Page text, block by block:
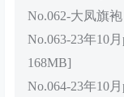
No.062-大凤旗
No.063-23年10
168MB]
No.064-23年10